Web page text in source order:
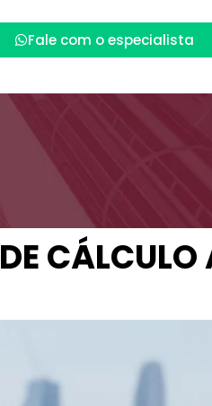
Fale com o especialista